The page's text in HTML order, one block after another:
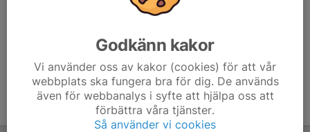
Godkänn kakor
Vi använder oss av kakor (cookies) för att vår
webbplats ska fungera bra för dig. De används
även för webbanalys i syfte att hjälpa oss att
förbättra våra tjänster.
Så använder vi cookies